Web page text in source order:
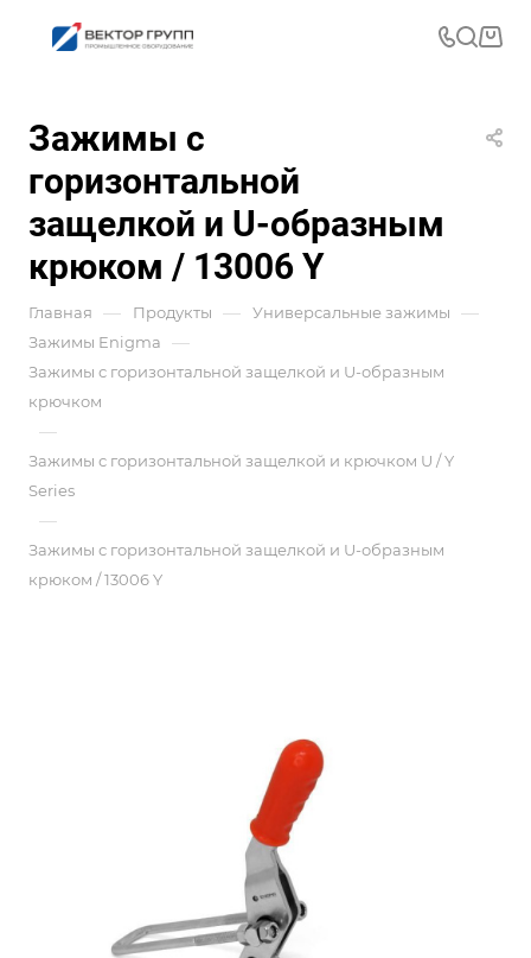
Зажимы с
горизонтальной
защелкой и U-образным
крюком / 13006 Y
Главная — Продукты — Универсальные зажимы —
Зажимы Enigma —
Зажимы с горизонтальной защелкой и U-образным
крючком
—
Зажимы с горизонтальной защелкой и крючком U / Y
Series
—
Зажимы с горизонтальной защелкой и U-образным
крюком / 13006 Y